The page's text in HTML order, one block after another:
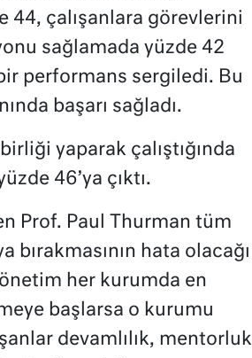
44, çalışanlara görevlerini
sağlamada yüzde 42
performans sergiledi. Bu
başarı sağladı.
yaparak çalıştığında
46’ya çıktı.
Prof. Paul Thurman tüm
hata olacağı
her kurumda en
başlarsa o kurumu
devamlılık, mentorluk